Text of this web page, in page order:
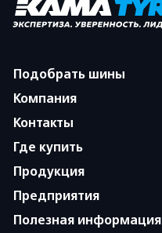
Подобрать шины
Компания
Контакты
Где купить
Продукция
Предприятия
Полезная информация